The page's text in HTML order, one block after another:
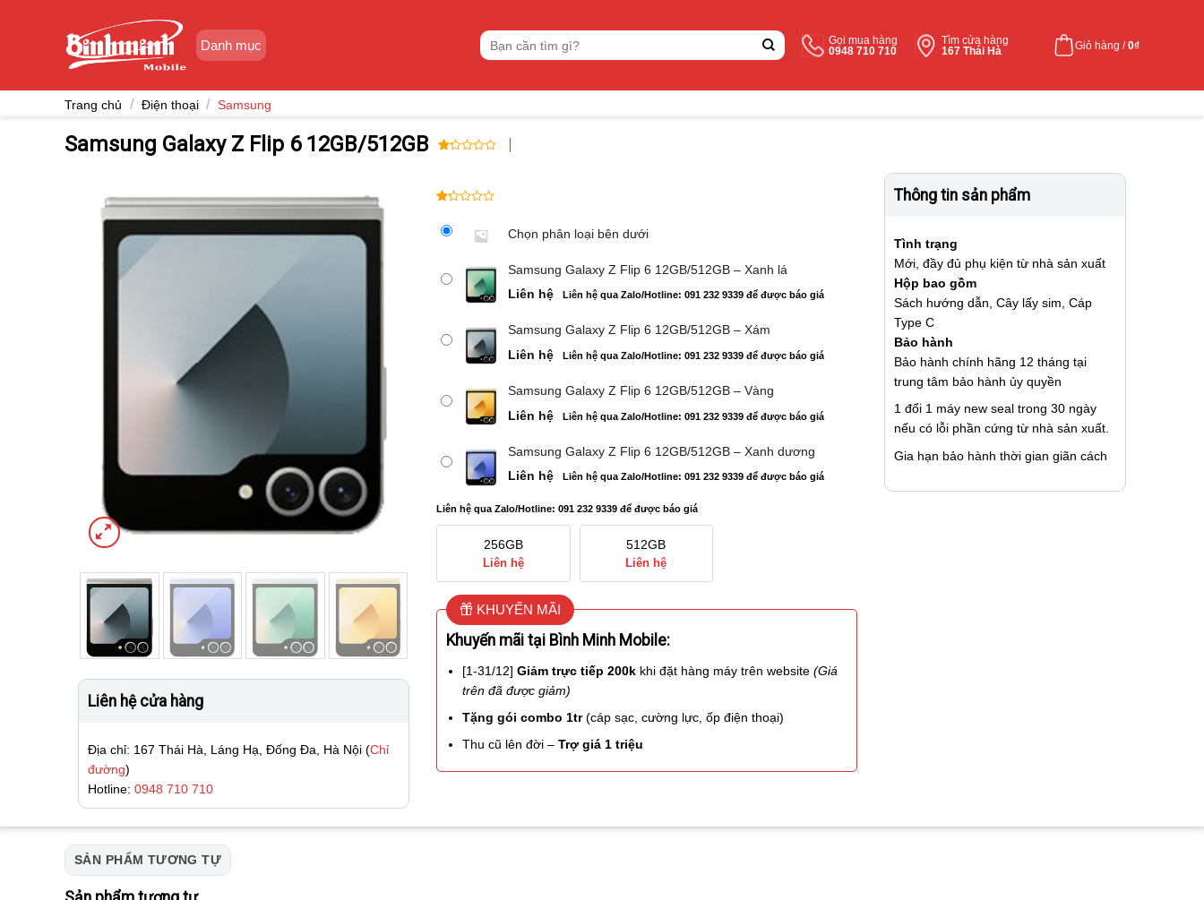
Danh mục
Tìm
kiếm:
Gọi mua hàng
0948 710 710
Tìm cửa hàng
167 Thái Hà
Giỏ hàng /0₫
Trang chủ / Điện thoại / Samsung
Samsung Galaxy Z Flip 6 12GB/512GB
5
trên
đánh
Liên hệ cửa hàng
Địa chỉ: 167 Thái Hà, Láng Hạ, Đống Đa, Hà Nội (Chỉ
đường)
Hotline: 0948 710 710
trên
trên
đánh
Chọn phân loại bên dưới
Samsung Galaxy Z Flip 6 12GB/512GB – Xanh lá
Liên hệ
Liên hệ qua Zalo/Hotline: 091 232 9339 để được báo giá
Samsung Galaxy Z Flip 6 12GB/512GB – Xám
Liên hệ
Liên hệ qua Zalo/Hotline: 091 232 9339 để được báo giá
Samsung Galaxy Z Flip 6 12GB/512GB – Vàng
Liên hệ
Liên hệ qua Zalo/Hotline: 091 232 9339 để được báo giá
Samsung Galaxy Z Flip 6 12GB/512GB – Xanh dương
Liên hệ
Liên hệ qua Zalo/Hotline: 091 232 9339 để được báo giá
Liên hệ qua Zalo/Hotline: 091 232 9339 để được báo giá
256GB
Liên hệ
512GB
Liên hệ
KHUYẾN MÃI
Khuyến mãi tại Bình Minh Mobile:
[1-31/12]Giảm trực tiếp 200k khi đặt hàng máy trên website(Giá
trên đã được giảm)
Tặng gói combo 1tr(cáp sạc, cường lực, ốp điện thoại)
Thu cũ lên đời –Trợ giá 1 triệu
Thông tin sản phẩm
Tình trạng
Mới, đầy đủ phụ kiện từ nhà sản xuất
Hộp bao gồm
Sách hướng dẫn, Cây lấy sim, Cáp
Type C
Bảo hành
Bảo hành chính hãng 12 tháng tại
trung tâm bảo hành ủy quyền
1 đổi 1 máy new seal trong 30 ngày
nếu có lỗi phần cứng từ nhà sản xuất.
Gia hạn bảo hành thời gian giãn cách
SẢN PHẨM TƯƠNG TỰ